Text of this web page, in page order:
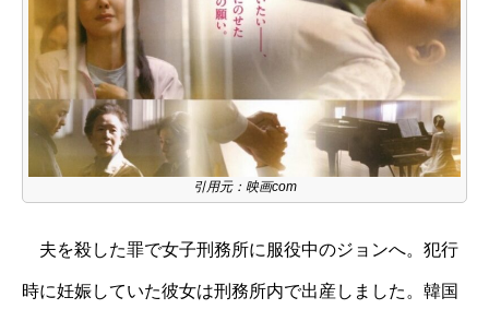
引用元：映画com
夫を殺した罪で女子刑務所に服役中のジョンへ。犯行
時に妊娠していた彼女は刑務所内で出産しました。韓国